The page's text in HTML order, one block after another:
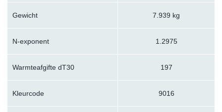
Gewicht 7.939 kg
N-exponent 1.2975
Warmteafgifte dT30 197
Kleurcode 9016